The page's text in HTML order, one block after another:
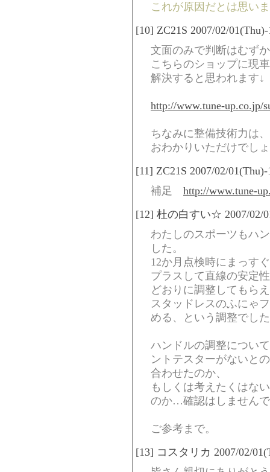
これが原因だとは思い
[10] ZC21S 2007/02/
文面のみで判断はむず
こちらのショップに現
解決すると思われます↓
http://www.tune-up.co.jp/
ちなみに整備技術力は
おわかりいただけでし
[11] ZC21S 2007/02/
補足 http://www.tune-
[12] 杜の白すい☆ 2007/02/
わたしのスポーツもハ
した。
12か月点検時にまっす
プラスして直線の安定
どおりに調整してもら
スタッドレスのふにゃ
める、という調整でし
ハンドルの調整につい
ントテスターがないと
合わせたのか、
もしくは考えたくはな
のか…確認はしません
ご参考まで。
[13] コスタリカ 2007/02/